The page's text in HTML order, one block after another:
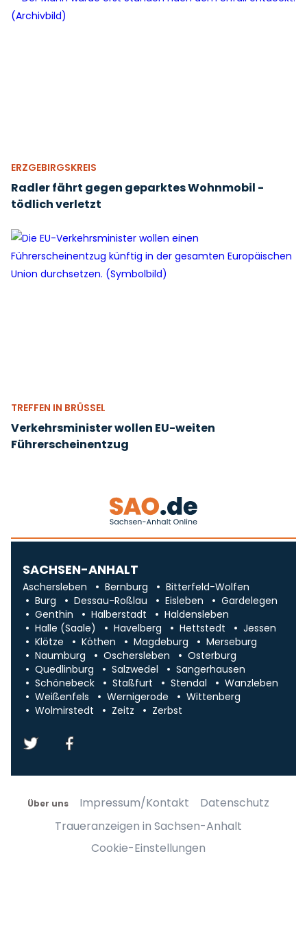
ERZGEBIRGSKREIS
Radler fährt gegen geparktes Wohnmobil -
tödlich verletzt
TREFFEN IN BRÜSSEL
Verkehrsminister wollen EU-weiten
Führerscheinentzug
SACHSEN-ANHALT
Aschersleben Bernburg
Bitterfeld-Wolfen
Burg
Dessau-Roßlau Eisleben
Gardelegen
Genthin
Halberstadt
Haldensleben
Halle (Saale)
Havelberg Hettstedt
Jessen
Klötze
Köthen Magdeburg
Merseburg
Naumburg
Oschersleben
Osterburg
Quedlinburg
Salzwedel
Sangerhausen
Schönebeck
Staßfurt Stendal
Wanzleben
Weißenfels
Wernigerode
Wittenberg
Wolmirstedt
Zeitz Zerbst
Über uns Impressum/Kontakt
Datenschutz
Traueranzeigen in Sachsen-Anhalt
Cookie-Einstellungen